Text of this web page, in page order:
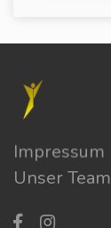
Impressum
Unser Team